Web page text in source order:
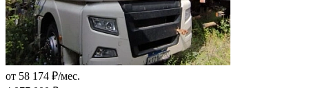
от 58 174 ₽/мес.